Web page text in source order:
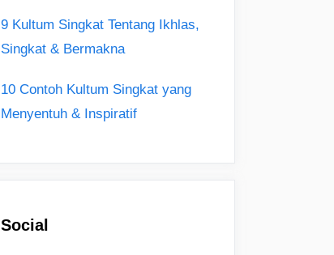
9 Kultum Singkat Tentang Ikhlas,
Singkat & Bermakna
10 Contoh Kultum Singkat yang
Menyentuh & Inspiratif
Social